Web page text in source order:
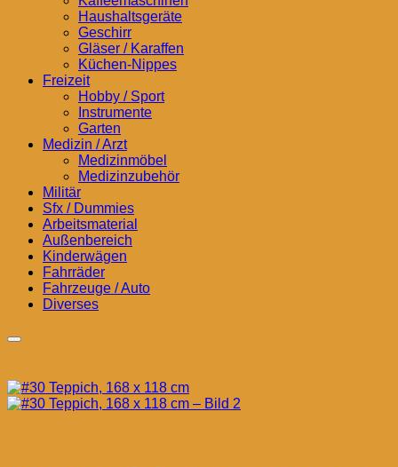
Haushaltsgeräte
Geschirr
Gläser / Karaffen
Küchen-Nippes
Freizeit
Hobby / Sport
Instrumente
Garten
Medizin / Arzt
Medizinmöbel
Medizinzubehör
Militär
Sfx / Dummies
Arbeitsmaterial
Außenbereich
Kinderwägen
Fahrräder
Fahrzeuge / Auto
Diverses